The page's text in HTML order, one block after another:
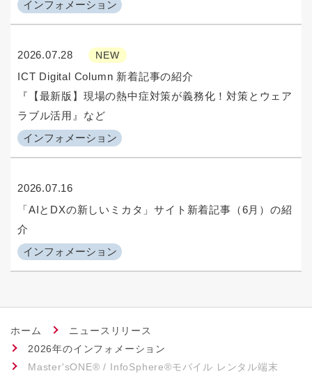
インフォメーション
2026.07.28 NEW
インフォメーション
ICT Digital Column 新着記事の紹介
『【最新版】現場の熱中症対策が義務化！対策とウェア
ラブル活用』など
2026.07.16
インフォメーション
「AIとDXの新しいミカタ」サイト新着記事（6月）の紹
介
ホーム
ニュースリリース
2026年のインフォメーション
Master'sONE® / InfoSphere®モバイル レンタル端末